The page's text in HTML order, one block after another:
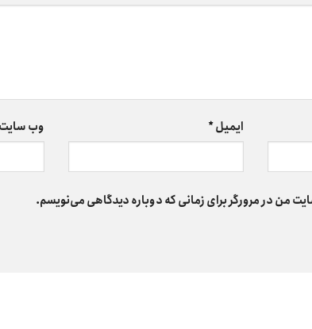
ایمیل* وب‌ سایت
من در مرورگر برای زمانی که دوباره دیدگاهی می‌نویسم.